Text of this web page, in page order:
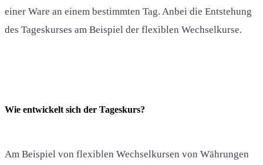
einer Ware an einem bestimmten Tag. Anbei die Entstehung
des Tageskurses am Beispiel der flexiblen Wechselkurse.
Wie entwickelt sich der Tageskurs?
Am Beispiel von flexiblen Wechselkursen von Währungen